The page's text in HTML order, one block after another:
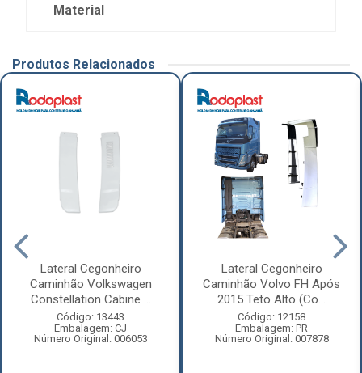
Material
Produtos Relacionados
Lateral Cegonheiro
Caminhão Volkswagen
Constellation Cabine ...
Código: 13443
Embalagem: CJ
Número Original: 006053
Lateral Cegonheiro
Caminhão Volvo FH Após
2015 Teto Alto (Co...
Código: 12158
Embalagem: PR
Número Original: 007878